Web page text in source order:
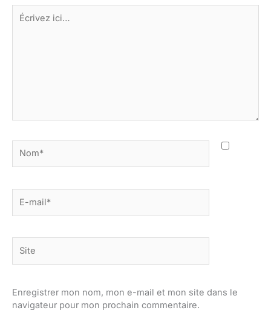
Écrivez
ici…
mail*
Enregistrer mon nom, mon e-mail et mon site dans le
navigateur pour mon prochain commentaire.